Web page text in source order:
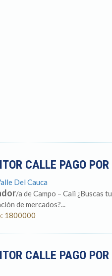
CALLE PAGO
Del Cauca
/a de Campo – Cali ¿Buscas
de mercados?...
1800000
CALLE PAGO